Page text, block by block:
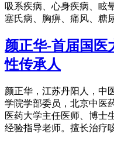
吸系疾病、心身疾病、眩
塞氏病、胸痹、痛风、糖
颜正华-首届国医
性传承人
颜正华，江苏丹阳人，中
学院学部委员，北京中医
医药大学主任医师、博士
经验指导老师。擅长治疗